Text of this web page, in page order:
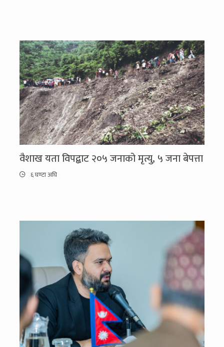
वैशाख यता विपद्बाट २०५ जनाको मृत्यु, ५ जना बेपत्ता
६ घण्टा अघि